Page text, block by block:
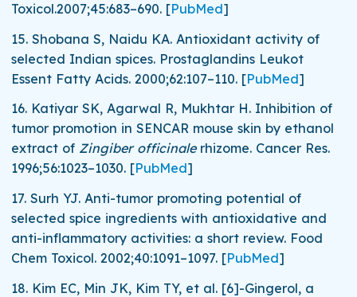
Toxicol.2007;45:683–690. [PubMed]
15. Shobana S, Naidu KA. Antioxidant activity of
selected Indian spices. Prostaglandins Leukot
Essent Fatty Acids. 2000;62:107–110. [PubMed]
16. Katiyar SK, Agarwal R, Mukhtar H. Inhibition of
tumor promotion in SENCAR mouse skin by ethanol
extract of Zingiber officinalerhizome. Cancer Res.
1996;56:1023–1030. [PubMed]
17. Surh YJ. Anti-tumor promoting potential of
selected spice ingredients with antioxidative and
anti-inflammatory activities: a short review. Food
Chem Toxicol. 2002;40:1091–1097. [PubMed]
18. Kim EC, Min JK, Kim TY, et al. [6]-Gingerol, a